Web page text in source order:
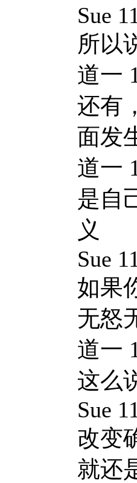
Sue
所以
道一
还有
面发
道一
是自
义
Sue
如果
无怒
道一
这么
Sue
改变
就还